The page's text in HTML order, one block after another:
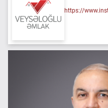
https://